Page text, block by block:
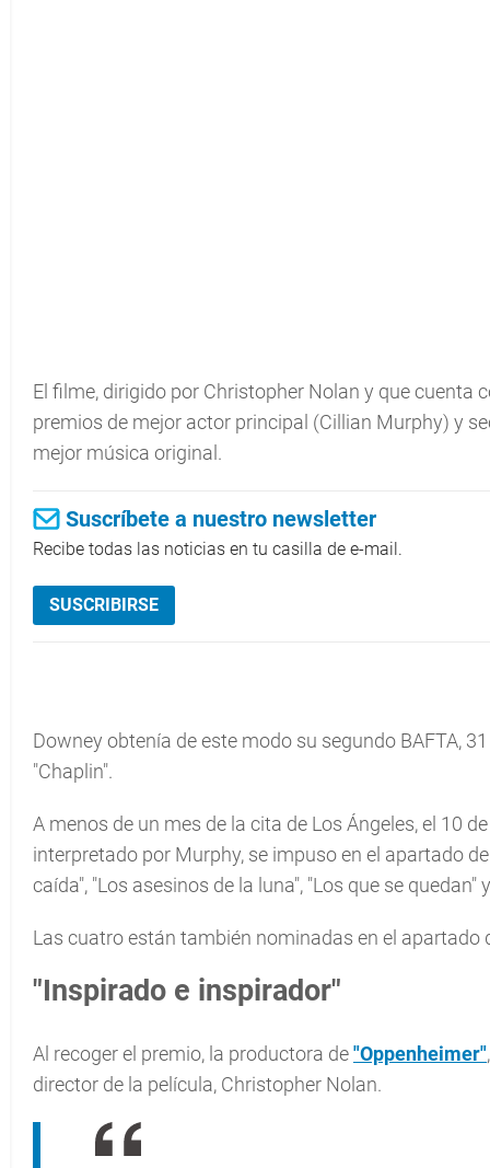
El filme, dirigido por Christopher Nolan y que cuenta
premios de mejor actor principal (Cillian Murphy) y
mejor música original.
Suscríbete a nuestro newsletter
Recibe todas las noticias en tu casilla de e-mail.
SUSCRIBIRSE
Downey obtenía de este modo su segundo BAFTA,
"Chaplin".
A menos de un mes de la cita de Los Ángeles, el 10
interpretado por Murphy, se impuso en el apartado
caída", "Los asesinos de la luna", "Los que se quedan"
Las cuatro están también nominadas en el apartado
"Inspirado e inspirador"
Al recoger el premio, la productora de"Oppenheimer"
director de la película, Christopher Nolan.